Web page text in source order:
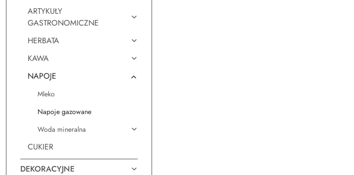
ARTYKUŁY
GASTRONOMICZNE
HERBATA
KAWA
NAPOJE
Mleko
Napoje gazowane
Woda mineralna
CUKIER
DEKORACYJNE